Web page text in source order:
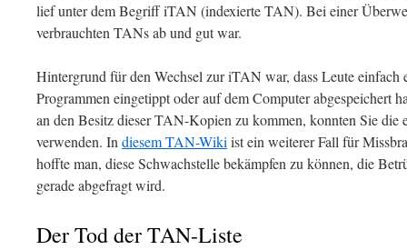
lief unter dem Begriff iTAN (indexierte TAN). Bei einer
verbrauchten TANs ab und gut war.
Hintergrund für den Wechsel zur iTAN war, dass Leute
Programmen eingetippt oder auf dem Computer abgespeichert
an den Besitz dieser TAN-Kopien zu kommen, konnten Sie die
verwenden. In diesem TAN-Wiki ist ein weiterer Fall für
hoffte man, diese Schwachstelle bekämpfen zu können, die
gerade abgefragt wird.
Der Tod der TAN-Liste